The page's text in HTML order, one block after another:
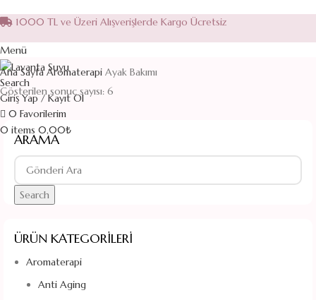
1000 TL ve Üzeri Alışverişlerde Kargo Ücretsiz
Menü
Search
Giriş Yap / Kayıt Ol
0 Favorilerim
0 items 0,00₺
Ana SayfaAromaterapi Ayak Bakımı
Gösterilen sonuç sayısı: 6
ARAMA
Search
ÜRÜN KATEGORILERI
Aromaterapi
Anti Aging